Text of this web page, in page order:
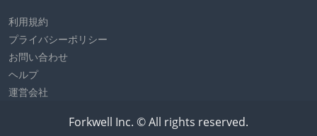
利用規約
プライバシーポリシー
お問い合わせ
ヘルプ
運営会社
Forkwell Inc. © All rights reserved.